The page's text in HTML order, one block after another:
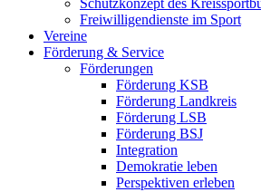
Schutzkonzept des
Freiwilligendienste im Sport
Vereine
Förderung & Service
Förderungen
Förderung KSB
Förderung Landkreis
Förderung LSB
Förderung BSJ
Integration
Demokratie leben
Perspektiven erleben